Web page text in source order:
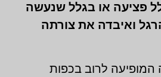
פציעה או בגלל שנעשה
ואיבדה את צורתה
לרוב בכפות